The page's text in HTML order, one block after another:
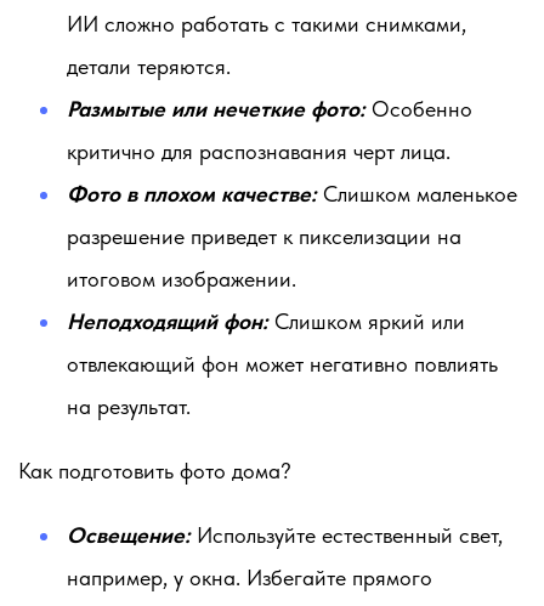
ИИ сложно работать с такими снимками,
детали теряются.
Размытые или нечеткие фото:Особенно
критично для распознавания черт лица.
Фото в плохом качестве:Слишком маленькое
разрешение приведет к пикселизации на
итоговом изображении.
Неподходящий фон:Слишком яркий или
отвлекающий фон может негативно повлиять
на результат.
Как подготовить фото дома?
Освещение:Используйте естественный свет,
например, у окна. Избегайте прямого